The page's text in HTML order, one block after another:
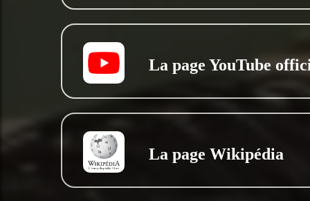
La page YouTube
La page Wikipédia